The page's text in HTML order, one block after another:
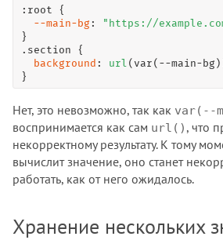
:root {
--main-bg : "https://
.section {
background : url (var(--main-
}
Нет, это невозможно, так как var(--
воспринимается как сам url() , что
некорректному результату. К тому
вычислит значение, оно станет
работать, как от него ожидалось.
Хранение нескольких